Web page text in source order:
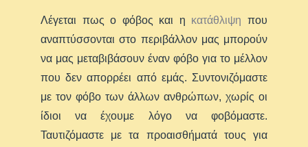
Λέγεται πως ο φόβος και η κατάθλιψη που
αναπτύσσονται στο περιβάλλον μας μπορούν
να μας μεταβιβάσουν έναν φόβο για το μέλλον
που δεν απορρέει από εμάς. Συντονιζόμαστε
με τον φόβο των άλλων ανθρώπων, χωρίς οι
ίδιοι να έχουμε λόγο να φοβόμαστε.
Ταυτιζόμαστε με τα προαισθήματά τους για